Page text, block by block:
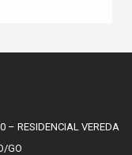
– RESIDENCIAL VEREDA
GO